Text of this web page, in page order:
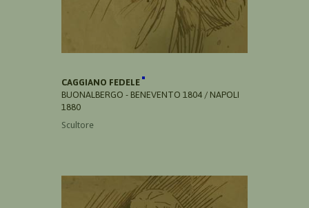
CAGGIANO FEDELE
BUONALBERGO - BENEVENTO 1804 / NAPOLI
1880
Scultore